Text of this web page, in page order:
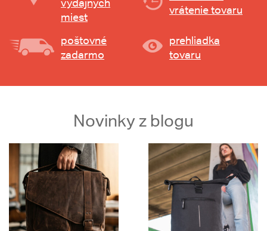
výdajných
miest
vrátenie tovaru
poštovné
zadarmo
prehliadka
tovaru
Novinky z blogu